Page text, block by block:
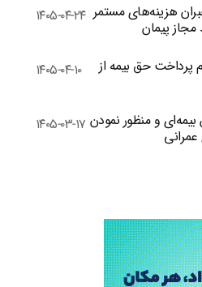
هزینه‌های مستمر
مجاز پیمان
۱۴۰۵-۰۴-۲۴
پرداخت حق بیمه از
۱۴۰۵-۰۴-۱۰
و منظور نمودن ۱۴۰۵-۰۳-۱۷